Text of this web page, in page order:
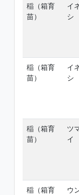
稲（箱育
苗）
イ
シ
稲（箱育
苗）
イ
シ
稲（箱育
苗）
ツ
イ
稲（箱育
ウ